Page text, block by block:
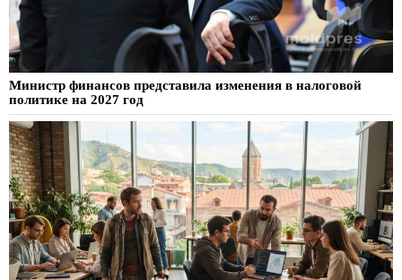
Министр финансов представила изменения в налоговой
политике на 2027 год